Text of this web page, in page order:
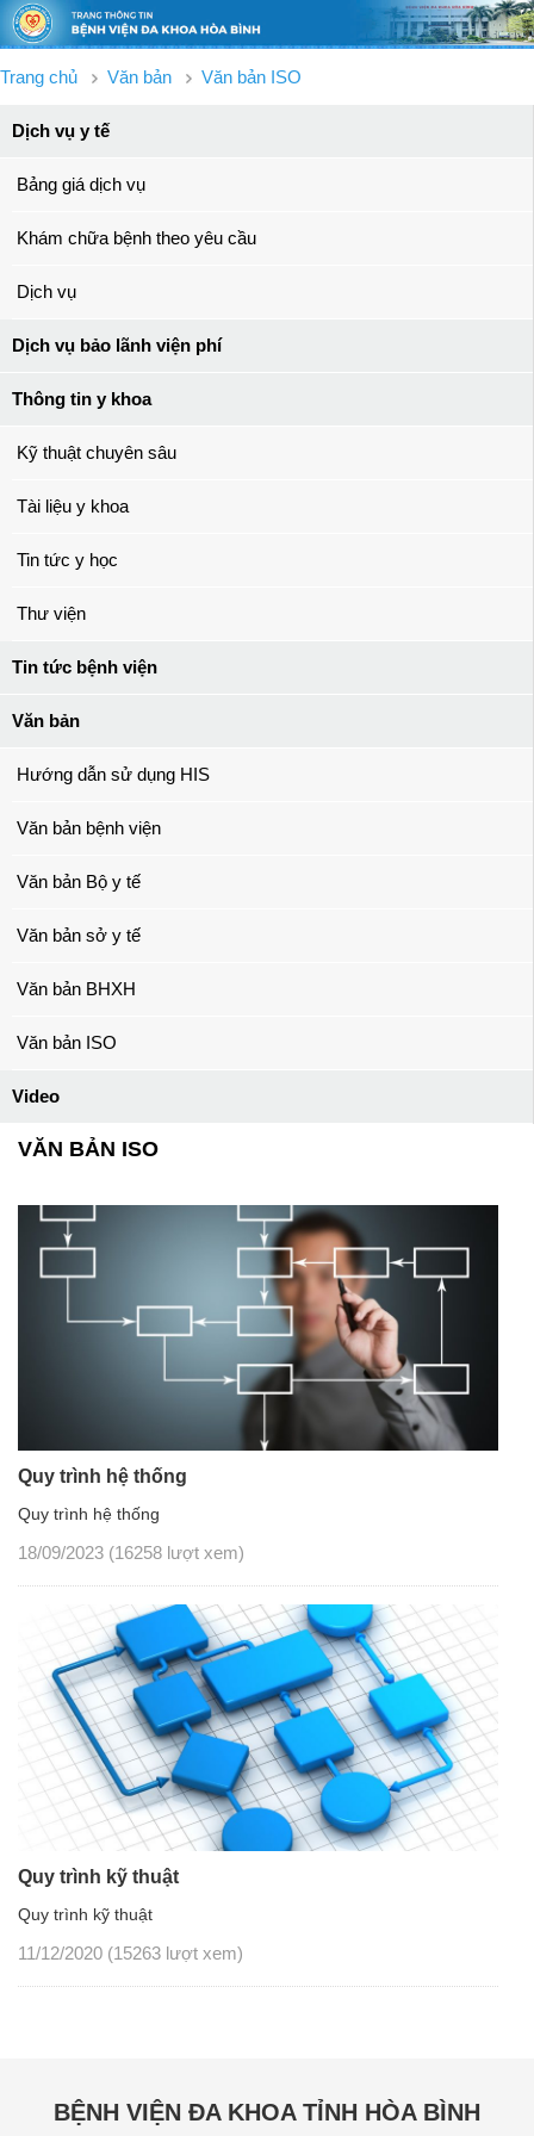
Trang chủ Văn bản Văn bản ISO
Dịch vụ y tế
Bảng giá dịch vụ
Khám chữa bệnh theo yêu cầu
Dịch vụ
Dịch vụ bảo lãnh viện phí
Thông tin y khoa
Kỹ thuật chuyên sâu
Tài liệu y khoa
Tin tức y học
Thư viện
Tin tức bệnh viện
Văn bản
Hướng dẫn sử dụng HIS
Văn bản bệnh viện
Văn bản Bộ y tế
Văn bản sở y tế
Văn bản BHXH
Văn bản ISO
Video
VĂN BẢN ISO
Quy trình hệ thống
Quy trình hệ thống
18/09/2023 (16258 lượt xem)
Quy trình kỹ thuật
Quy trình kỹ thuật
11/12/2020 (15263 lượt xem)
BỆNH VIỆN ĐA KHOA TỈNH HÒA BÌNH